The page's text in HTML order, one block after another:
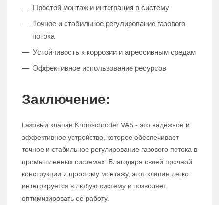
Простой монтаж и интеграция в систему
Точное и стабильное регулирование газового
потока
Устойчивость к коррозии и агрессивным средам
Эффективное использование ресурсов
Заключение:
Газовый клапан Kromschroder VAS - это надежное и
эффективное устройство, которое обеспечивает
точное и стабильное регулирование газового потока в
промышленных системах. Благодаря своей прочной
конструкции и простому монтажу, этот клапан легко
интегрируется в любую систему и позволяет
оптимизировать ее работу.